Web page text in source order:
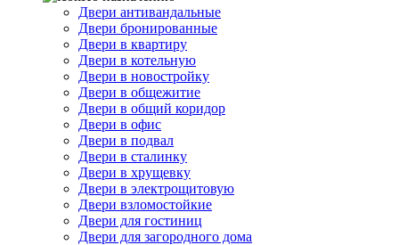
Двери антивандальные
Двери бронированные
Двери в квартиру
Двери в котельную
Двери в новостройку
Двери в общежитие
Двери в общий коридор
Двери в офис
Двери в подвал
Двери в сталинку
Двери в хрущевку
Двери в электрощитовую
Двери взломостойкие
Двери для гостиниц
Двери для загородного дома